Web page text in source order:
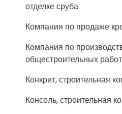
отделке сруба
Компания по продаже
Компания по
общестроительных работ
Конкрит, строительная
Консоль, строительная